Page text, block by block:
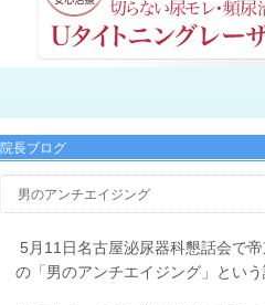
院長ブログ
男のアンチエイジング
5月11日名古屋泌尿器科懇話会で
の「男のアンチエイジング」という